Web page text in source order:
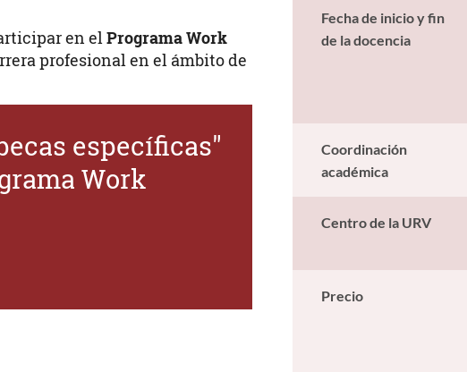
Fecha de inicio y fin
de la docencia
Coordinación
académica
Centro de la URV
Precio
en elPrograma Work
profesional en el ámbito de
específicas"
Work